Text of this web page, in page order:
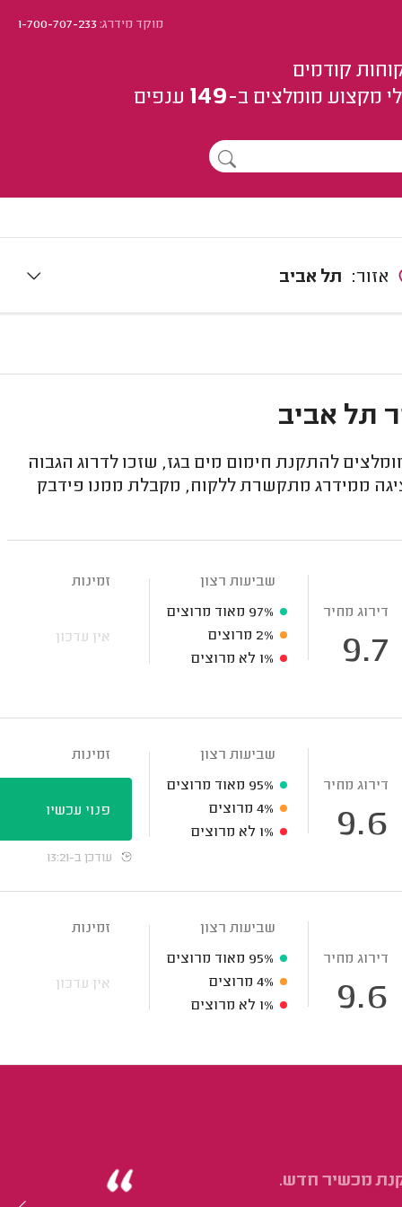
מוקד מידרג:1-700-707-233
קודמים
מקצוע מומלצים ב-149 ענפים
תל אביב
תל אביב
להתקנת חימום מים בגז, שזכו לדרוג הגבוה
ממידרג מתקשרת ללקוח, מקבלת ממנו פידבק
דירוג מחיר
9.7
שביעות רצון
97% מאוד מרוצים
2% מרוצים
1% לא מרוצים
זמינות
אין עדכון
דירוג מחיר
9.6
שביעות רצון
95% מאוד מרוצים
4% מרוצים
1% לא מרוצים
זמינות
פנוי עכשיו
עודכן ב-13:21
דירוג מחיר
9.6
שביעות רצון
95% מאוד מרוצים
4% מרוצים
1% לא מרוצים
זמינות
אין עדכון
מכשיר חדש.